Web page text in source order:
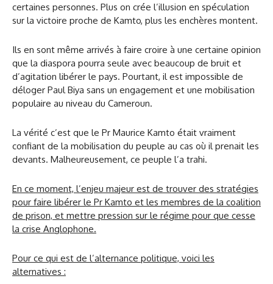
certaines personnes. Plus on crée l’illusion en spéculation
sur la victoire proche de Kamto, plus les enchères montent.
Ils en sont même arrivés à faire croire à une certaine opinion
que la diaspora pourra seule avec beaucoup de bruit et
d’agitation libérer le pays. Pourtant, il est impossible de
déloger Paul Biya sans un engagement et une mobilisation
populaire au niveau du Cameroun.
La vérité c’est que le Pr Maurice Kamto était vraiment
confiant de la mobilisation du peuple au cas où il prenait les
devants. Malheureusement, ce peuple l’a trahi.
En ce moment, l’enjeu majeur est de trouver des stratégies
pour faire libérer le Pr Kamto et les membres de la coalition
de prison, et mettre pression sur le régime pour que cesse
la crise Anglophone.
Pour ce qui est de l’alternance politique, voici les
alternatives :